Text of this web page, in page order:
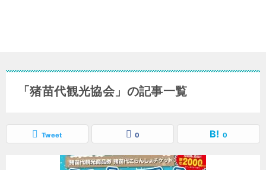
「猪苗代観光協会」の記事一覧
Tweet 0 0